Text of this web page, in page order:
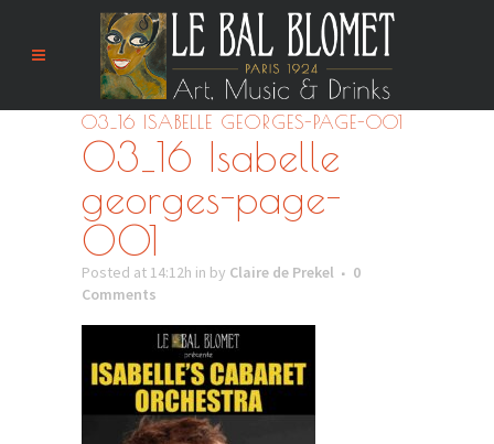
03_16 ISABELLE GEORGES-PAGE-001
03_16 Isabelle
georges-page-
001
Posted at 14:12h in by Claire de Prekel
0
Comments